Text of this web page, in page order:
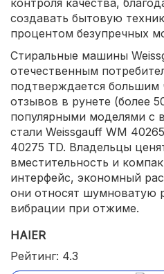
контроля качества,
создавать бытовую
процентом безупречных
Стиральные машины
отечественным
подтверждается
отзывов в рунете (более
популярными моделями с
стали Weissgauff WM
40275 TD. Владельцы
вместительность и
интерфейс, экономный
они относят шумноватую
вибрации при отжиме.
HAIER
Рейтинг: 4.3